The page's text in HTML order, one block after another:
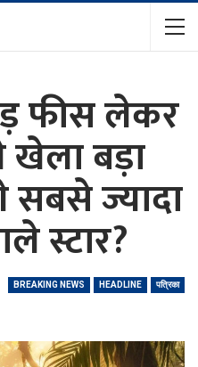
फीस लेकर
खेला बड़ा
सबसे ज्यादा
स्टार?
BREAKING NEWS HEADLINE पत्रिका